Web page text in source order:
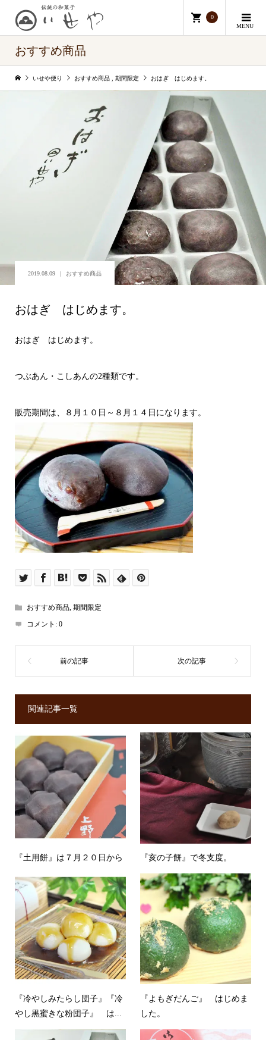
0
MENU
おすすめ商品
いせや便り おすすめ商品 期間限定 おはぎ はじめます。
2019.08.09 おすすめ商品
おはぎ はじめます。
おはぎ はじめます。
つぶあん・こしあんの2種類です。
販売期間は、８月１０日～８月１４日になります。
おすすめ商品, 期間限定
コメント: 0
関連記事一覧
『土用餅』は７月２０日から 『亥の子餅』で冬支度。
『冷やしみたらし団子』『冷
やし黒蜜きな粉団子』 は...
『よもぎだんご』 はじめま
した。